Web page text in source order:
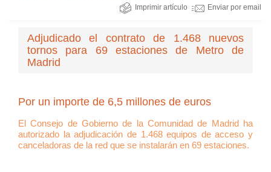
Imprimir artículo Enviar por email
Adjudicado el contrato de 1.468 nuevos
tornos para 69 estaciones de Metro de
Madrid
Por un importe de 6,5 millones de euros
El Consejo de Gobierno de la Comunidad de Madrid ha
autorizado la adjudicación de 1.468 equipos de acceso y
canceladoras de la red que se instalarán en 69 estaciones.